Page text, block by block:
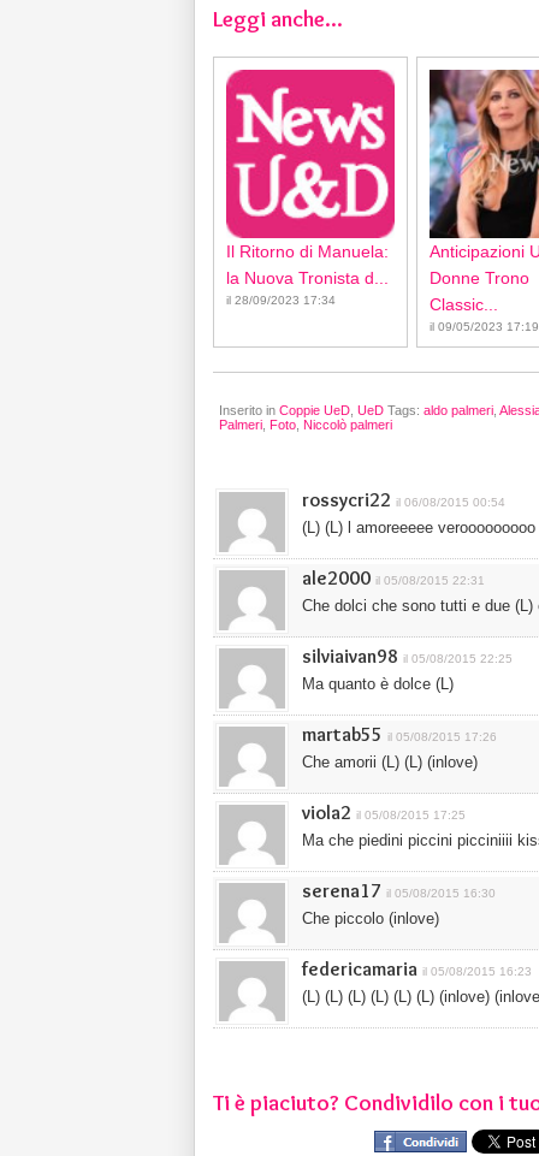
Leggi anche...
Il Ritorno di Manuela:
la Nuova Tronista d...
il 28/09/2023 17:34
Anticipazioni
Donne Trono
Classic...
il 09/05/2023 17:19
Inserito in Coppie UeD UeD Tags: aldo palmeri
Palmeri Foto Niccolò palmeri
rossycri22 il 06/08/2015 00:54
(L) (L) l amoreeeee
ale2000 il 05/08/2015 22:31
Che dolci che sono tutti e due
silviaivan98 il 05/08/2015 22:25
Ma quanto è dolce (L)
martab55 il 05/08/2015 17:26
Che amorii (L) (L) (inlove)
viola2 il 05/08/2015 17:25
Ma che piedini piccini picciniiii
serena17 il 05/08/2015 16:30
Che piccolo (inlove)
federicamaria il 05/08/2015 16:23
(L) (L) (L) (L) (L) (L) (inlove)
Ti è piaciuto? Condividilo con i